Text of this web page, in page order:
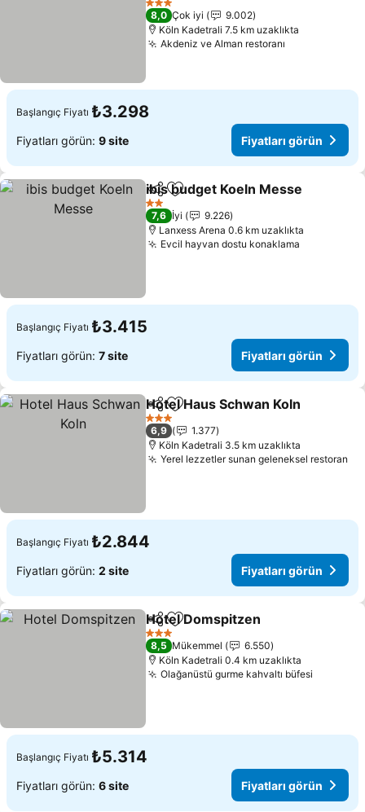
3 Yıldız
8,0 Çok iyi
9.002
Köln Kadetrali 7.5 km uzaklıkta
Akdeniz ve Alman restoranı
Başlangıç Fiyatı ₺3.298
Fiyatları görün: 9 site Fiyatları görün
PaylaşFavorilerime ekle
ibis budget Koeln Messe
2 Yıldız
7,6 İyi
9.226
Lanxess Arena 0.6 km uzaklıkta
Evcil hayvan dostu konaklama
Başlangıç Fiyatı ₺3.415
Fiyatları görün: 7 site Fiyatları görün
PaylaşFavorilerime ekle
Hotel Haus Schwan Koln
3 Yıldız
6,9
1.377
Köln Kadetrali 3.5 km uzaklıkta
Yerel lezzetler sunan geleneksel restoran
Başlangıç Fiyatı ₺2.844
Fiyatları görün: 2 site Fiyatları görün
PaylaşFavorilerime ekle
Hotel Domspitzen
3 Yıldız
8,5 Mükemmel
6.550
Köln Kadetrali 0.4 km uzaklıkta
Olağanüstü gurme kahvaltı büfesi
Başlangıç Fiyatı ₺5.314
Fiyatları görün: 6 site Fiyatları görün